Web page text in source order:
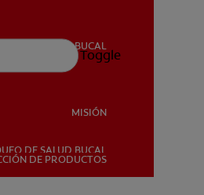
SALUD BUCAL
SALUD BUCAL
MISIÓN
DE SALUD BUCAL
DE PRODUCTOS
Toggle
para
hijo por
dientes